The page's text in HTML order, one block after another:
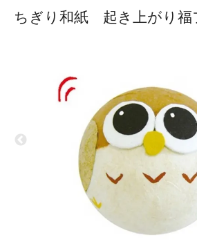
ちぎり和紙 起き上がり福